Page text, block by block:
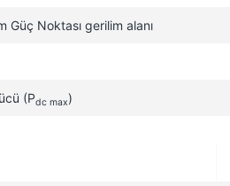
Güç Noktası gerilim alanı
(Pdc max)